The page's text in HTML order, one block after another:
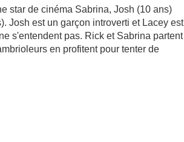
star de cinéma Sabrina, Josh (10 ans)
Josh est un garçon introverti et Lacey est
s'entendent pas. Rick et Sabrina partent
en profitent pour tenter de